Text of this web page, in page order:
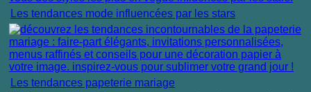
Les tendances mode influencées par les stars
Les tendances papeterie mariage